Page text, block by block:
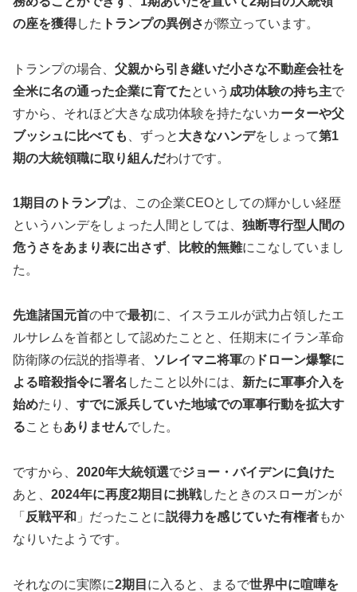
の座を獲得した トランプの異例さが際立っています。
トランプの場合、 父親から引き継いだ小さな不動産会社を
全米に名の通った企業に育てたという 成功体験の持ち主で
すから、それほど大きな成功体験を持たないカーターや父
ブッシュに比べても
、ずっと 大きなハンデをしょって第1
期の大統領職に取り組んだわけです。
1期目のトランプは、この企業CEOとしての輝かしい経歴
というハンデをしょった人間としては、 独断専行型人間の
危うさをあまり表に出さず、 比較的無難にこなしていまし
た。
先進諸国元首の中で最初に、イスラエルが武力占領したエ
ルサレムを首都として認めたことと、任期末にイラン革命
防衛隊の伝説的指導者、
ソレイマニ将軍の ドローン爆撃に
よる暗殺指令に署名 したこと以外には、 新たに軍事介入を
始めたり、 すでに派兵していた地域での軍事行動を拡大す
ることもありませんでした。
ですから、 2020年大統領選でジョー・バイデンに負けた
あと、 2024年に再度2期目に挑戦したときのスローガンが
「 反戦平和 」だったことに説得力を感じていた有権者もか
なりいたようです。
それなのに実際に2期目 に入ると、まるで世界中に喧嘩を